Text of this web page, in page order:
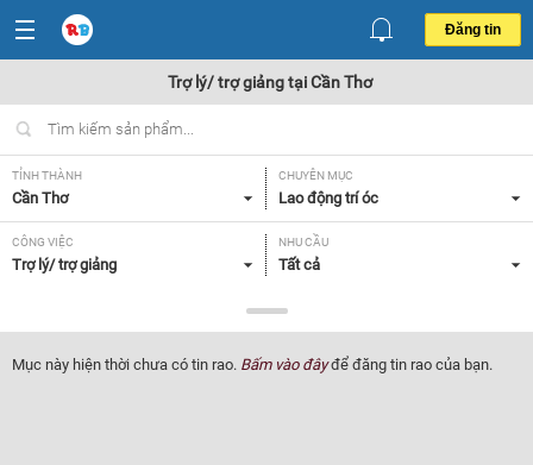
Đăng tin
Trợ lý/ trợ giảng tại Cần Thơ
TỈNH THÀNH
Cần Thơ
CHUYÊN MỤC
Lao động trí óc
CÔNG VIỆC
Trợ lý/ trợ giảng
NHU CẦU
Tất cả
Tất cả
Mục này hiện thời chưa có tin rao. Bấm vào đâyđể đăng tin rao của bạn.